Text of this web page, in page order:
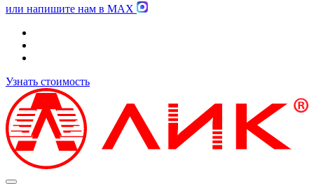
или напишите нам в MAX
Узнать стоимость